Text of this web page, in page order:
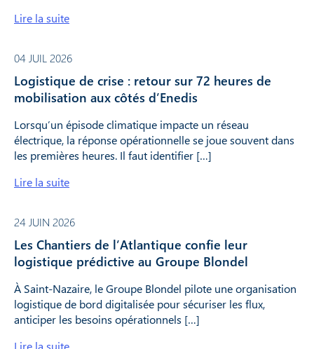
Lire la suite
04 JUIL 2026
Logistique de crise : retour sur 72 heures de
mobilisation aux côtés d’Enedis
Lorsqu’un épisode climatique impacte un réseau
électrique, la réponse opérationnelle se joue souvent dans
les premières heures. Il faut identifier […]
Lire la suite
24 JUIN 2026
Les Chantiers de l’Atlantique confie leur
logistique prédictive au Groupe Blondel
À Saint-Nazaire, le Groupe Blondel pilote une organisation
logistique de bord digitalisée pour sécuriser les flux,
anticiper les besoins opérationnels […]